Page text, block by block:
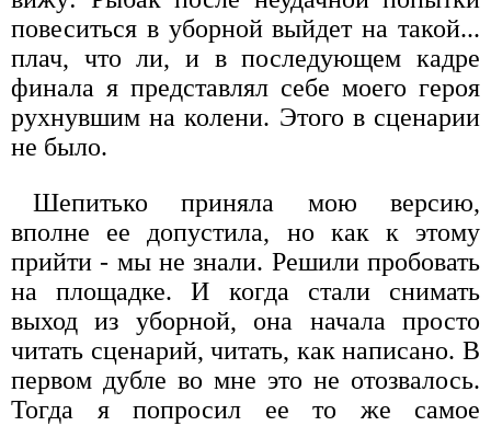
повеситься в уборной выйдет на такой...
плач, что ли, и в последующем кадре
финала я представлял себе моего героя
рухнувшим на колени. Этого в сценарии
не было.
Шепитько приняла мою версию,
вполне ее допустила, но как к этому
прийти - мы не знали. Решили пробовать
на площадке. И когда стали снимать
выход из уборной, она начала просто
читать сценарий, читать, как написано. В
первом дубле во мне это не отозвалось.
Тогда я попросил ее то же самое